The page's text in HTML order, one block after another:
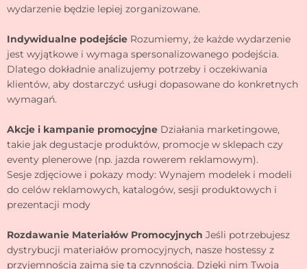
wydarzenie będzie lepiej zorganizowane.
Indywidualne podejście Rozumiemy, że każde wydarzenie
jest wyjątkowe i wymaga spersonalizowanego podejścia.
Dlatego dokładnie analizujemy potrzeby i oczekiwania
klientów, aby dostarczyć usługi dopasowane do konkretnych
wymagań.
Akcje i kampanie promocyjne Działania marketingowe,
takie jak degustacje produktów, promocje w sklepach czy
eventy plenerowe (np. jazda rowerem reklamowym).
Sesje zdjęciowe i pokazy mody: Wynajem modelek i modeli
do celów reklamowych, katalogów, sesji produktowych i
prezentacji mody
Rozdawanie Materiałów Promocyjnych Jeśli potrzebujesz
dystrybucji materiałów promocyjnych, nasze hostessy z
przyjemnością zajmą się tą czynnością. Dzięki nim Twoja